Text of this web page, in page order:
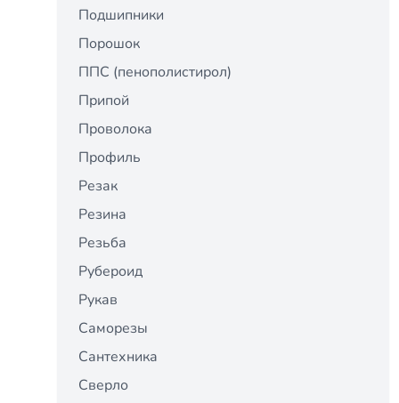
Подшипники
Порошок
ППС (пенополистирол)
Припой
Проволока
Профиль
Резак
Резина
Резьба
Рубероид
Рукав
Саморезы
Сантехника
Сверло